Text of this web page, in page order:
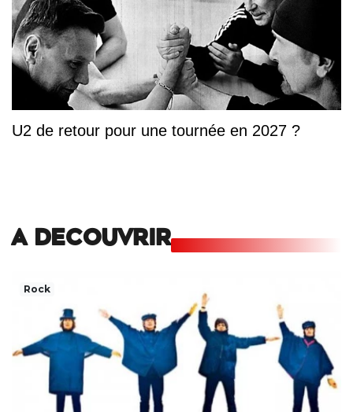
U2 de retour pour une tournée en 2027 ?
A DECOUVRIR
Rock